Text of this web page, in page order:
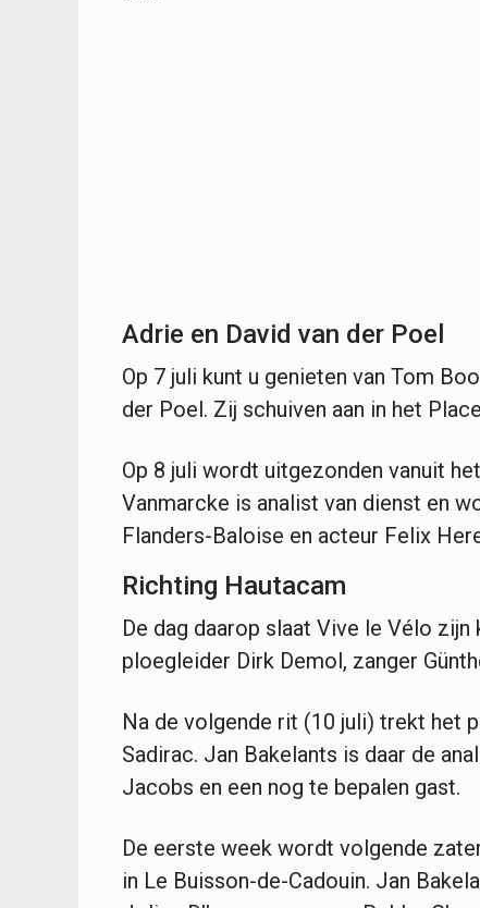
Adrie en David van der Poel
Op 7 juli kunt u genieten van Tom
der Poel. Zij schuiven aan in het
Op 8 juli wordt uitgezonden vanuit
Vanmarcke is analist van dienst en
Flanders-Baloise en acteur Felix
Richting Hautacam
De dag daarop slaat Vive le Vélo
ploegleider Dirk Demol, zanger
Na de volgende rit (10 juli) trekt het
Sadirac. Jan Bakelants is daar de
Jacobs en een nog te bepalen gast.
De eerste week wordt volgende
in Le Buisson-de-Cadouin. Jan